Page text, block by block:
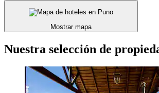
Mostrar mapa
Nuestra selección de